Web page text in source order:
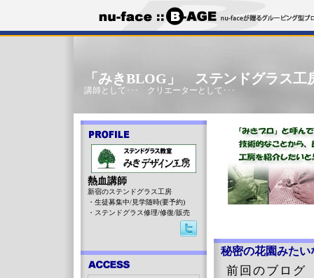
「みきBLOG」 ステンドグラス工
講師として･･･ クリエーターとして･･･
秘密の花園みたい
前回のブロ
熱血講師
新宿のステンドグラス工房
・生徒募集中/見学随時(要予約)
・ステンドグラス修理/修復/販売